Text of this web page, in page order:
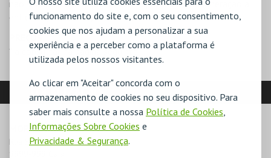
funcionamento do site e, com o seu consentimento,
cookies que nos ajudam a personalizar a sua
experiência e a perceber como a plataforma é
utilizada pelos nossos visitantes.
Ao clicar em "Aceitar" concorda com o
armazenamento de cookies no seu dispositivo. Para
saber mais consulte a nossa Política de Cookies,
Informações Sobre Cookies e
Privacidade & Segurança.
não sendo devida qualquer contrapartida ou remuneração à
entidade promotora, velvet words lda.
PREÇOS
* a consultar na página seguinte
LOCALIZAÇÃO
MORADA
Rua Silva Tapada, Nº 200